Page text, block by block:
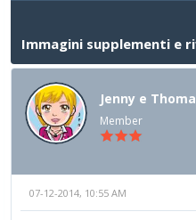
Immagini supplementi e
Jenny e
Member
07-12-2014, 10:55 AM